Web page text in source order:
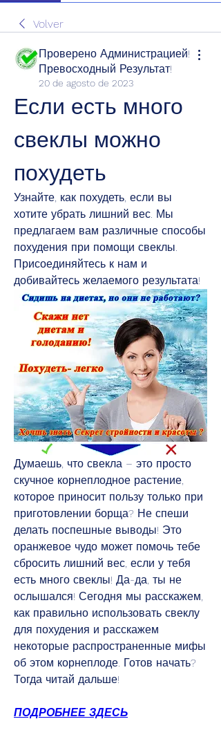
Volver
Проверено Администрацией!
Превосходный Результат!
20 de agosto de 2023
Если есть много
свеклы можно
похудеть
Узнайте, как похудеть, если вы
хотите убрать лишний вес. Мы
предлагаем вам различные способы
похудения при помощи свеклы.
Присоединяйтесь к нам и
добивайтесь желаемого результата!
Думаешь, что свекла – это просто
скучное корнеплодное растение,
которое приносит пользу только при
приготовлении борща? Не спеши
делать поспешные выводы! Это
оранжевое чудо может помочь тебе
сбросить лишний вес, если у тебя
есть много свеклы! Да-да, ты не
ослышался! Сегодня мы расскажем,
как правильно использовать свеклу
для похудения и расскажем
некоторые распространенные мифы
об этом корнеплоде. Готов начать?
Тогда читай дальше!
ПОДРОБНЕЕ ЗДЕСЬ